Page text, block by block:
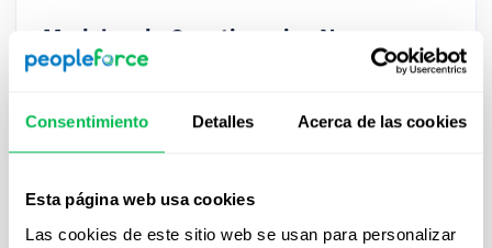
Consentimiento Detalles Acerca de las cookies
Esta página web usa cookies
Las cookies de este sitio web se usan para personalizar
Modelos de Cuestionarios Norma
Oficial Mexicana-035
cualquier empresa en México. Descarga este
cuestionario gratuito y aplica los modelos
riesgos psicosociales, evaluar el entorno laboral y
detectar casos de trabajadores expuestos a